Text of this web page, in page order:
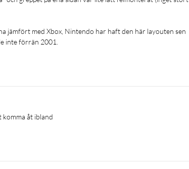
jämfört med Xbox, Nintendo har haft den här layouten sen
inte förrän 2001.
komma åt ibland